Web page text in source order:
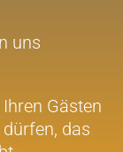
uns
Gästen
das